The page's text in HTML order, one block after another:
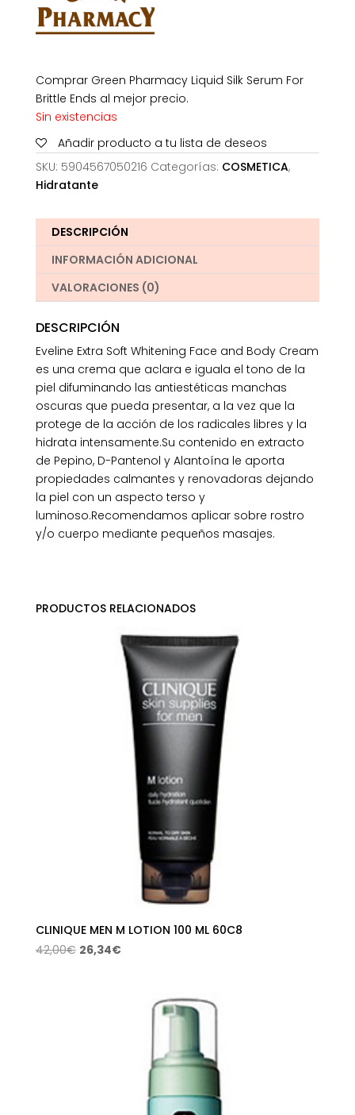
Comprar Green Pharmacy Liquid Silk Serum For
Brittle Ends al mejor precio.
Sin existencias
Añadir producto a tu lista de deseos
SKU: 5904567050216 Categorías: COSMETICA,
Hidratante
DESCRIPCIÓN
INFORMACIÓN ADICIONAL
VALORACIONES (0)
DESCRIPCIÓN
Eveline Extra Soft Whitening Face and Body Cream
es una crema que aclara e iguala el tono de la
piel difuminando las antiestéticas manchas
oscuras que pueda presentar, a la vez que la
protege de la acción de los radicales libres y la
hidrata intensamente.Su contenido en extracto
de Pepino, D-Pantenol y Alantoína le aporta
propiedades calmantes y renovadoras dejando
la piel con un aspecto terso y
luminoso.Recomendamos aplicar sobre rostro
y/o cuerpo mediante pequeños masajes.
PRODUCTOS RELACIONADOS
CLINIQUE MEN M LOTION 100 ML 60C8
42,00€ El
26,34€El